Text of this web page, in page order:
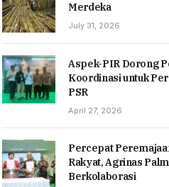
Merdeka
July 31, 2026
Aspek-PIR Dorong
Koordinasi untuk
PSR
April 27, 2026
Percepat
Rakyat, Agrinas
Berkolaborasi